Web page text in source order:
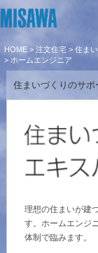
住まい
建てる
商品ラインアップ
デザイン
テクノロジー
建築事例・建築
土地活用
個人のお客さま
賃貸併用住宅
リフォーム
ミサワリフォー
まちづくり
複合開発・投資
HOME > 注文住宅 > 住ま
> ホームエンジニア
住まいづくりのサポ
理想の住まいが建
す。ホームエンジ
体制で臨みます。